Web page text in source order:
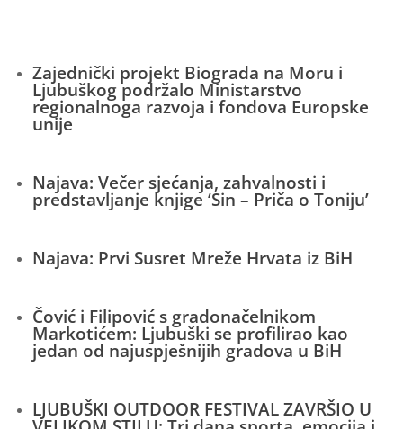
Zajednički projekt Biograda na Moru i
Ljubuškog podržalo Ministarstvo
regionalnoga razvoja i fondova Europske
unije
Najava: Večer sjećanja, zahvalnosti i
predstavljanje knjige ‘Sin – Priča o Toniju’
Najava: Prvi Susret Mreže Hrvata iz BiH
Čović i Filipović s gradonačelnikom
Markotićem: Ljubuški se profilirao kao
jedan od najuspješnijih gradova u BiH
LJUBUŠKI OUTDOOR FESTIVAL ZAVRŠIO U